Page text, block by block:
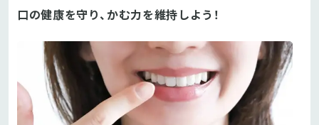
口の健康を守り、かむ力を維持しよう！